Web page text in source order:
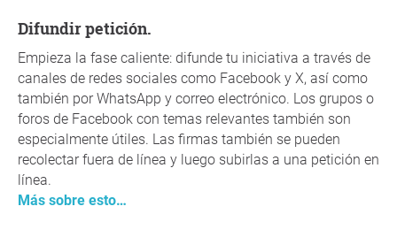
Difundir petición.
Empieza la fase caliente: difunde tu iniciativa a través de
canales de redes sociales como Facebook y X, así como
también por WhatsApp y correo electrónico. Los grupos o
foros de Facebook con temas relevantes también son
especialmente útiles. Las firmas también se pueden
recolectar fuera de línea y luego subirlas a una petición en
línea.
Más sobre esto…